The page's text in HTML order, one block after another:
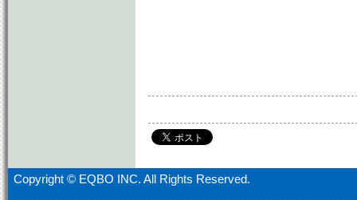
Copyright © EQBO INC. All Rights Reserved.